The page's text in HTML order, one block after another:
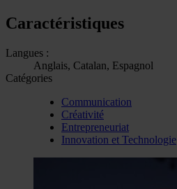
Caractéristiques
Langues :
Anglais, Catalan, Espagnol
Catégories
Communication
Créativité
Entrepreneuriat
Innovation et Technologie